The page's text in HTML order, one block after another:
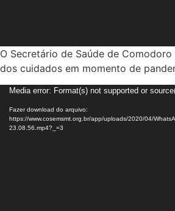
O Secretário de Saúde de
dos cuidados em momento de
Tocador
de
vídeo
Media error: Format(s) not supported or
Fazer download do arquivo:
https://www.cosemsmt.org.br/app/uploads/2020/04/
23.08.56.mp4?_=3